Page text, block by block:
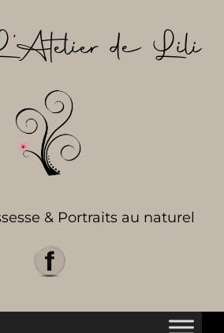
de Lili
& Portraits au naturel